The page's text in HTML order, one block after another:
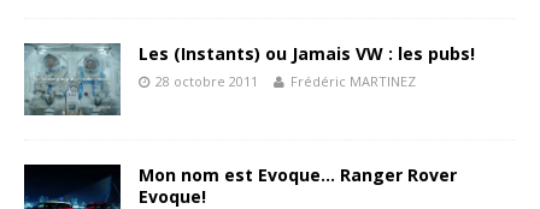
Les (Instants) ou Jamais VW : les pubs!
28 octobre 2011 Frédéric MARTINEZ
Mon nom est Evoque… Ranger Rover
Evoque!